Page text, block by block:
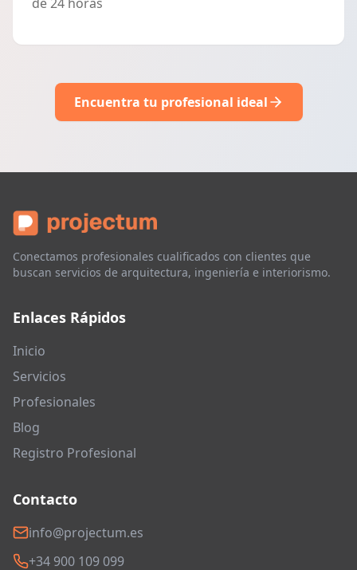
Encuentra tu profesional ideal
Conectamos profesionales cualificados con clientes que
buscan servicios de arquitectura, ingeniería e interiorismo.
Enlaces Rápidos
Inicio
Servicios
Profesionales
Blog
Registro Profesional
Contacto
info@projectum.es
+34 900 109 099